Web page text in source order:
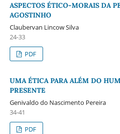
ASPECTOS ÉTICO-MORAIS DA
AGOSTINHO
Claubervan Lincow Silva
24-33
PDF
UMA ÉTICA PARA ALÉM DO
PRESENTE
Genivaldo do Nascimento Pereira
34-41
PDF